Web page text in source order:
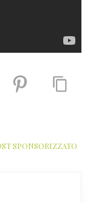
SPONSORIZZATO